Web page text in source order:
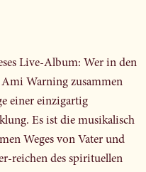
Live-Album: Wer in den
Warning zusammen
einer einzigartig
Es ist die musikalisch
Weges von Vater und
reichen des spirituellen